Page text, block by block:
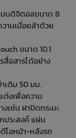
บดิจิตอลขนาด 8
ามเมื่อยล้าด้วย
ขนาด 10.1
สื่อสารได้อย่าง
เดิม 50 มม.
งเพื่อความ
เช่น ฝาปิดกระบะ
ประสงค์ แผ่น
โอหน้า-หลังรถ